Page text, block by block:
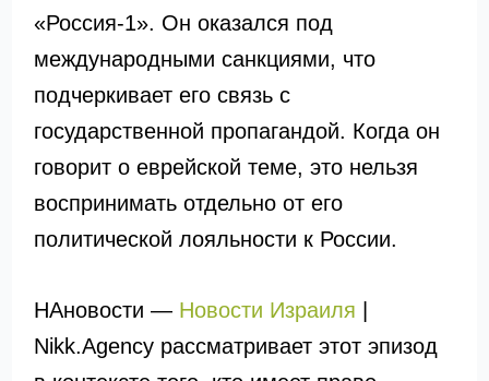
«Россия-1». Он оказался под
международными санкциями, что
подчеркивает его связь с
государственной пропагандой. Когда он
говорит о еврейской теме, это нельзя
воспринимать отдельно от его
политической лояльности к России.
НАновости — Новости Израиля
Nikk.Agency рассматривает этот эпизод